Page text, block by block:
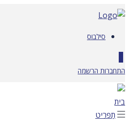
דלג
לתוכן
סילבוס
התחברות הרשמה
בית
תַפרִיט